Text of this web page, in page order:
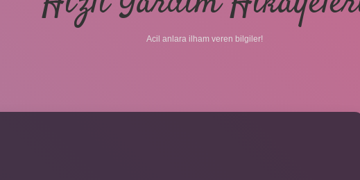
Acil anlara ilham veren bilgiler!